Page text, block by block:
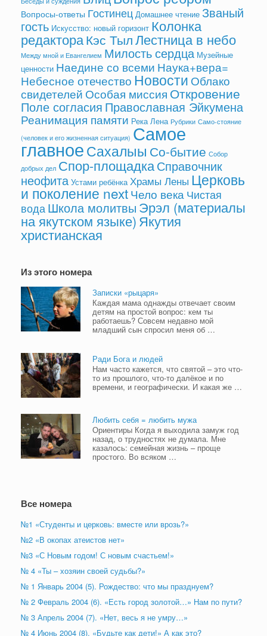
Вопросы-ответы Гостинец Домашнее чтение Званый
гость Искусство: новый горизонт Колонка
редактораКэс ТылЛестница в небо
Между мной и Евангелием Милость сердца Музейные
ценности Наедине со всеми Наука+вера=
Небесное отечество Новости Облако
свидетелей Особая миссия Откровение
Поле согласия Православная Эйкумена
Реанимация памяти Река Лена Рубрики Само-стояние
(человек и его жизненная ситуация) Самое
главноеСахалыы Со-бытие Собор
добрых дел Спор-площадкаСправочник
неофита Устами ребёнка Храмы Лены Церковь
и поколение nextЧело векаЧистая
вода Школа молитвы Эрэл (материалы
на якутском языке)Якутия
христианская
Из этого номера
Записки «рыцаря»
Каждая мама однажды отвечает своим
детям на простой вопрос: кем ты
работаешь? Совсем недавно мой
младший сын спросил меня об …
Ради Бога и людей
Нам часто кажется, что святой – это что-
то из прошлого, что-то далёкое и по
времени, и географически. И какая же …
Любить себя = любить мужа
Ориентиры Когда я выходила замуж год
назад, о трудностях не думала. Мне
казалось: семейная жизнь – проще
простого. Во всяком …
Все номера
№1 «Студенты и церковь: вместе или врозь?»
№2 «В окопах атеистов нет»
№3 «С Новым годом! С новым счастьем!»
№ 4 «Ты – хозяин своей судьбы?»
№ 1 Январь 2004 (5). Рождество: что мы празднуем?
№ 2 Февраль 2004 (6). «Есть город золотой…» Нам по пути?
№ 3 Апрель 2004 (7). «Нет, весь я не умру…»
№ 4 Июнь 2004 (8). «Будьте как дети!» А как это?